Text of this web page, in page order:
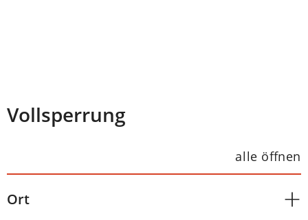
Vollsperrung
alle öffnen
Ort